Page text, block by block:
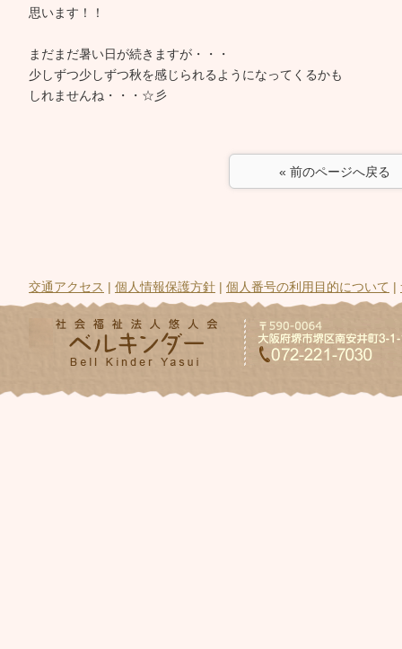
思います！！
まだまだ暑い日が続きますが・・・
少しずつ少しずつ秋を感じられるようになってくるかも
しれませんね・・・☆彡
« 前のページへ戻る
交通アクセス | 個人情報保護方針 | 個人番号の利用目的について |